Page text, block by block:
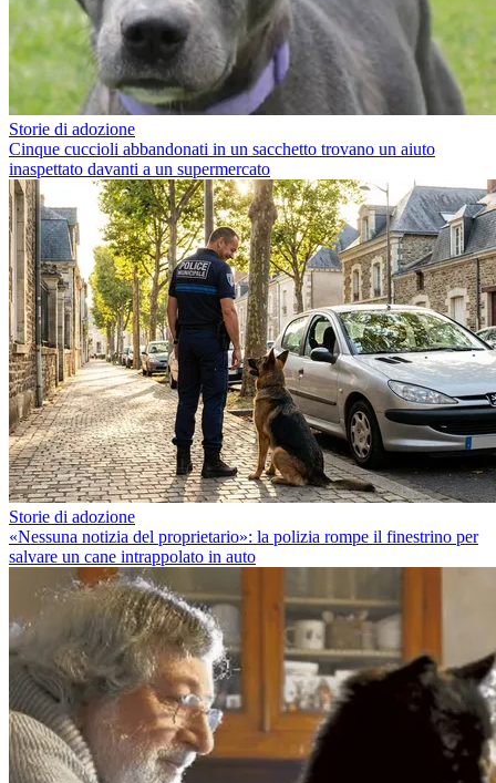
Storie di adozione
Cinque cuccioli abbandonati in un sacchetto trovano un aiuto
inaspettato davanti a un supermercato
Storie di adozione
«Nessuna notizia del proprietario»: la polizia rompe il finestrino per
salvare un cane intrappolato in auto